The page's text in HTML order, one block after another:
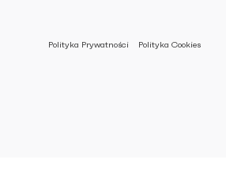
Polityka Prywatności Polityka Cookies